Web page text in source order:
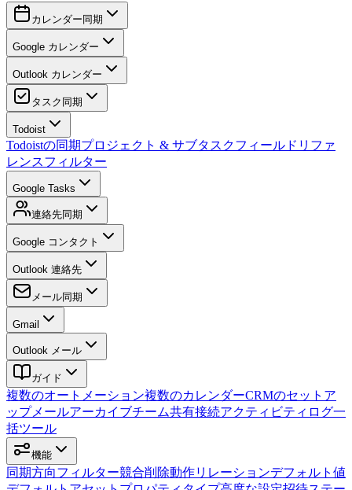
カレンダー同期
Google カレンダー
Outlook カレンダー
タスク同期
Todoist
Todoistの同期プロジェクト & サブタスクフィールドリファ
レンスフィルター
Google Tasks
連絡先同期
Google コンタクト
Outlook 連絡先
メール同期
Gmail
Outlook メール
ガイド
複数のオートメーション複数のカレンダーCRMのセットア
ップメールアーカイブチーム共有接続アクティビティログ一
括ツール
機能
同期方向フィルター競合削除動作リレーションデフォルト値